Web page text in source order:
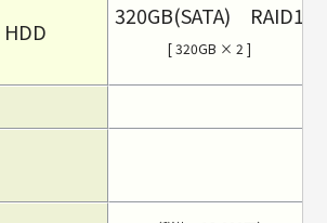
HDD
320GB(SATA) RAID1
[ 320GB × 2 ]